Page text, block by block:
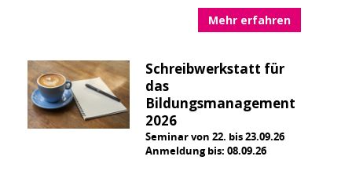
Mehr erfahren
Schreibwerkstatt für
das
Bildungsmanagement
2026
Seminar von 22. bis 23.09.26
Anmeldung bis: 08.09.26